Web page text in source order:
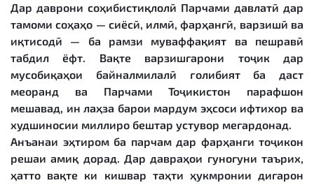
Дар даврони соҳибистиқлолӣ Парчами давлатӣ дар
тамоми соҳаҳо — сиёсӣ, илмӣ, фарҳангӣ, варзишӣ ва
иқтисодӣ — ба рамзи муваффақият ва пешравӣ
табдил ёфт. Вақте варзишгарони тоҷик дар
мусобиқаҳои байналмилалӣ ғолибият ба даст
меоранд ва Парчами Тоҷикистон парафшон
мешавад, ин лаҳза барои мардум эҳсоси ифтихор ва
худшиносии миллиро бештар устувор мегардонад.
Анъанаи эҳтиром ба парчам дар фарҳанги тоҷикон
решаи амиқ дорад. Дар давраҳои гуногуни таърих,
ҳатто вақте ки кишвар таҳти ҳукмронии дигарон